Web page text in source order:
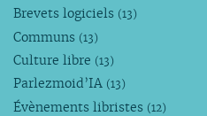
Brevets logiciels (13)
Communs (13)
Culture libre (13)
Parlezmoid’IA (13)
Évènements libristes (12)